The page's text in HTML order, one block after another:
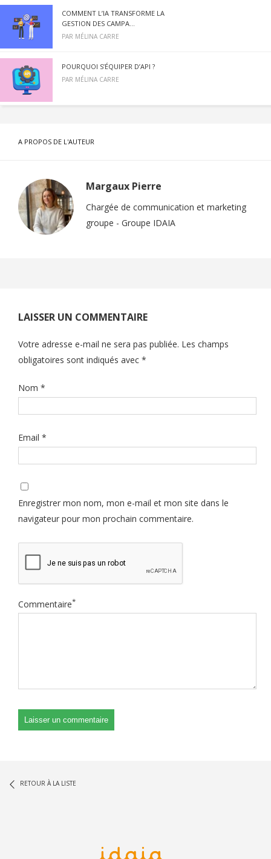
COMMENT L’IA TRANSFORME LA
GESTION DES CAMPA...
PAR MÉLINA CARRE
POURQUOI S’ÉQUIPER D’API ?
PAR MÉLINA CARRE
A PROPOS DE L'AUTEUR
Margaux Pierre
Chargée de communication et marketing
groupe - Groupe IDAIA
LAISSER UN COMMENTAIRE
Votre adresse e-mail ne sera pas publiée. Les champs
obligatoires sont indiqués avec *
Nom *
Email *
Enregistrer mon nom, mon e-mail et mon site dans le
navigateur pour mon prochain commentaire.
Commentaire*
RETOUR À LA LISTE